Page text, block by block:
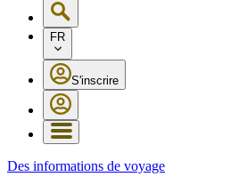
FR
S'inscrire
Des informations de voyage